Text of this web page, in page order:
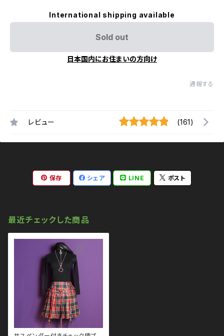
International shipping available
Sold out
日本国内にお住まいの方向け
通報する
レビュー (161)
保存 シェア LINE ポスト
最近チェックした商品